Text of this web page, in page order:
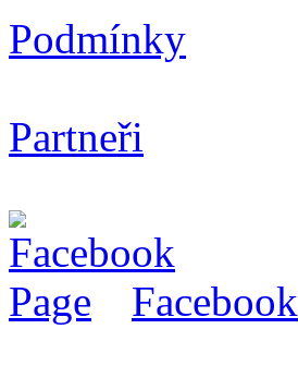
Podmínky
Partneři
Facebook